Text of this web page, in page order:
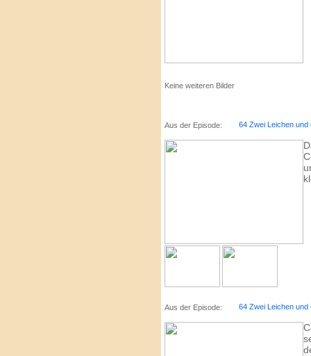
Keine weiteren Bilder
Aus der Episode: 64 Zwei Leichen
Aus der Episode: 64 Zwei Leichen